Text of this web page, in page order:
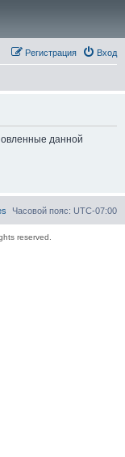
Вход
Регистрация
данной
Часовой пояс: UTC-07:00
reserved.